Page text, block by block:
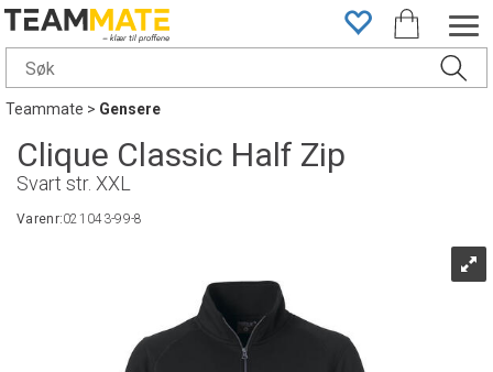
Teammate>Gensere
Clique Classic Half Zip
Svart str. XXL
Varenr:021043-99-8